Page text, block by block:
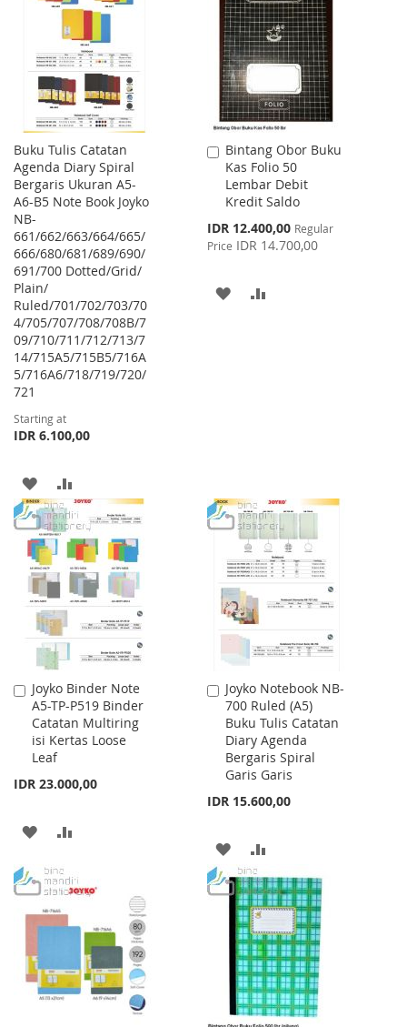
WISH
LIST
COMPARE
LIST
Buku Tulis Catatan
Agenda Diary Spiral
Bergaris Ukuran A5-
A6-B5 Note Book Joyko
NB-
661/662/663/664/665/
666/680/681/689/690/
691/700 Dotted/Grid/
Plain/
Ruled/701/702/703/70
4/705/707/708/708B/7
09/710/711/712/713/7
14/715A5/715B5/716A
5/716A6/718/719/720/
721
Starting at
IDR 6.100,00
ADD
TO
WISH
LIST
TO
COMPARE
Bintang Obor Buku
Kas Folio 50
Lembar Debit
Kredit Saldo
Special
Price
IDR 12.400,00 Regular
Price IDR 14.700,00
Add
to
Cart
ADD
Joyko Binder Note
A5-TP-P519 Binder
Catatan Multiring
isi Kertas Loose
Leaf
IDR 23.000,00
Add
to
Cart
ADD
WISH
LIST
COMPARE
Joyko Notebook NB-
700 Ruled (A5)
Buku Tulis Catatan
Diary Agenda
Bergaris Spiral
Garis Garis
IDR 15.600,00
Add
to
Cart
ADD
TO
WISH
LIST
TO
COMPARE